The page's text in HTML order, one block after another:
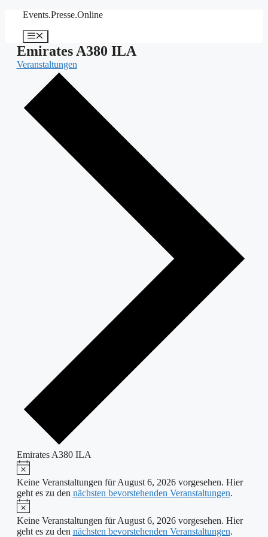
springen
Events.Presse.Online
Menü
Emirates A380 ILA
Veranstaltungen
Emirates A380 ILA
Veranstaltungen
für
August
6,
2026
Hinweis
Keine Veranstaltungen für August 6, 2026 vorgesehen. Hier
geht es zu den nächsten bevorstehenden Veranstaltungen.
Hinweis
Keine Veranstaltungen für August 6, 2026 vorgesehen. Hier
geht es zu den nächsten bevorstehenden Veranstaltungen.